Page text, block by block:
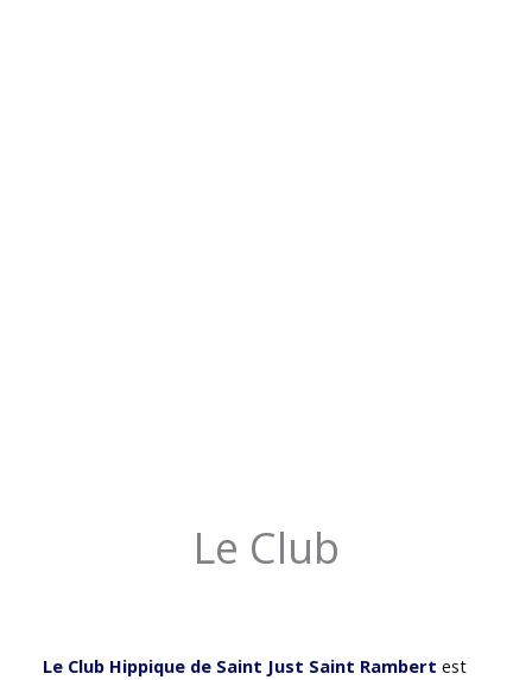
Le Club
Le Club Hippique de Saint Just Saint Rambert est